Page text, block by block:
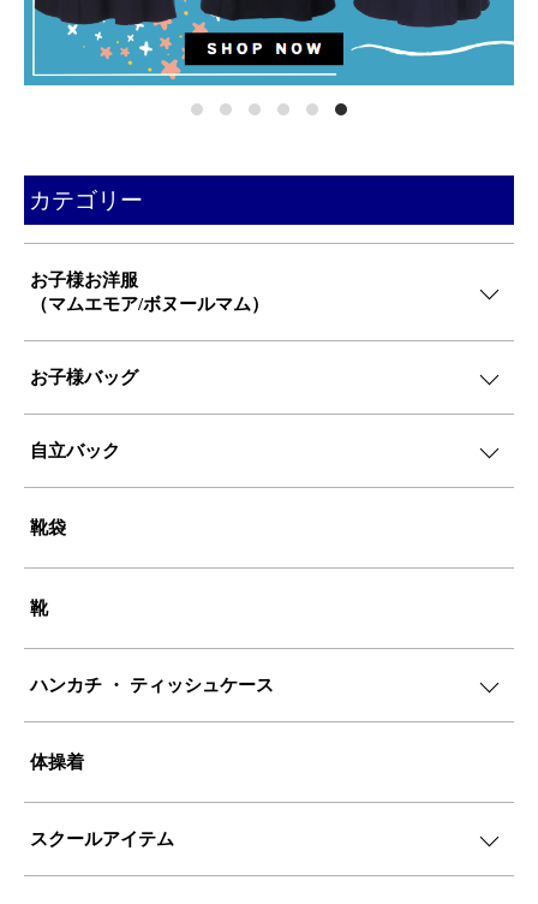
カテゴリー
お子様お洋服
（マムエモア/ボヌールマム）
お子様バッグ
自立バック
靴袋
靴
ハンカチ ・ ティッシュケース
体操着
スクールアイテム